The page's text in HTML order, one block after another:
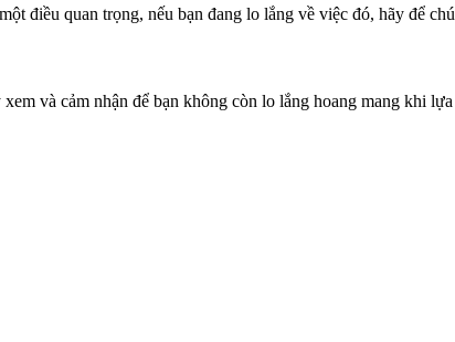
điều quan trọng, nếu bạn đang lo lắng về việc đó, hãy để
và cảm nhận để bạn không còn lo lắng hoang mang khi